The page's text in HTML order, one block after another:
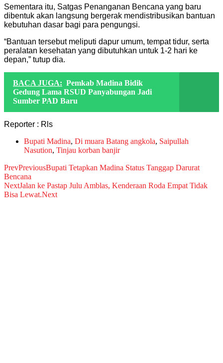
Sementara itu, Satgas Penanganan Bencana yang baru
dibentuk akan langsung bergerak mendistribusikan bantuan
kebutuhan dasar bagi para pengungsi.
“Bantuan tersebut meliputi dapur umum, tempat tidur, serta
peralatan kesehatan yang dibutuhkan untuk 1-2 hari ke
depan,” tutup dia.
BACA JUGA: Pemkab Madina Bidik
Gedung Lama RSUD Panyabungan Jadi
Sumber PAD Baru
Reporter : Rls
Bupati Madina, Di muara Batang angkola, Saipullah
Nasution, Tinjau korban banjir
PrevPreviousBupati Tetapkan Madina Status Tanggap Darurat
Bencana
NextJalan ke Pastap Julu Amblas, Kenderaan Roda Empat Tidak
Bisa Lewat.Next